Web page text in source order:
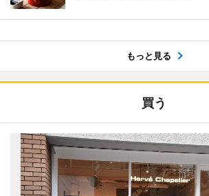
もっと見る
買う